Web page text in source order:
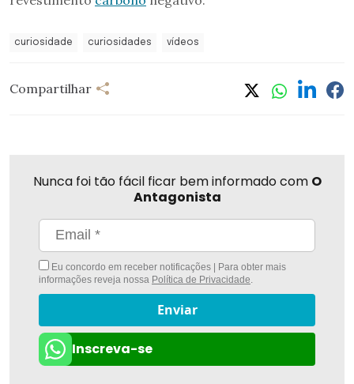
curiosidade curiosidades vídeos
Compartilhar
Nunca foi tão fácil ficar bem informado com O
Antagonista
Eu concordo em receber notificações | Para obter mais
informações reveja nossa Política de Privacidade
Enviar
Inscreva-se